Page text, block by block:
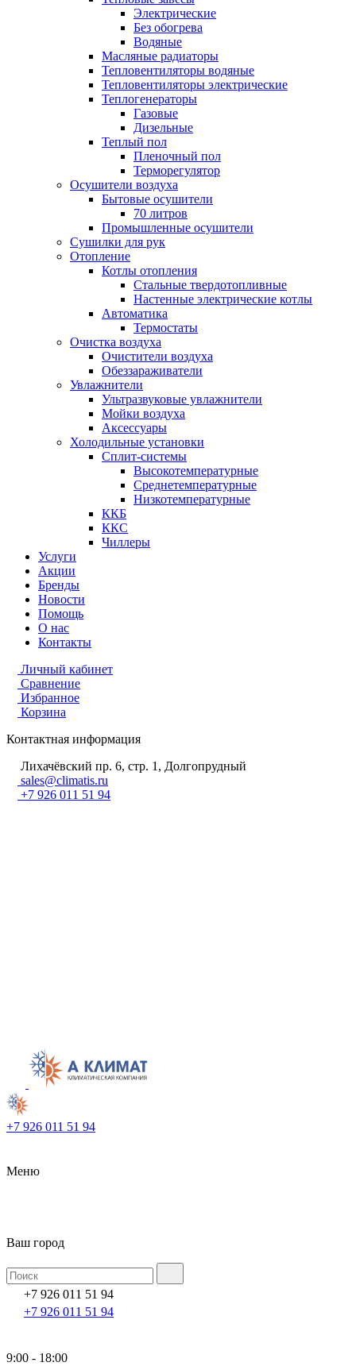
Электрические
Без обогрева
Водяные
Масляные радиаторы
Тепловентиляторы водяные
Тепловентиляторы электрические
Теплогенераторы
Газовые
Дизельные
Теплый пол
Пленочный пол
Терморегулятор
Осушители воздуха
Бытовые осушители
70 литров
Промышленные осушители
Сушилки для рук
Отопление
Котлы отопления
Стальные твердотопливные
Настенные электрические котлы
Автоматика
Термостаты
Очистка воздуха
Очистители воздуха
Обеззараживатели
Увлажнители
Ультразвуковые увлажнители
Мойки воздуха
Аксессуары
Холодильные установки
Сплит-системы
Высокотемпературные
Среднетемпературные
Низкотемпературные
ККБ
ККС
Чиллеры
Услуги
Акции
Бренды
Новости
Помощь
О нас
Контакты
Личный кабинет
Сравнение
Избранное
Корзина
Контактная информация
Лихачёвский пр. 6, стр. 1, Долгопрудный
sales@climatis.ru
+7 926 011 51 94
+7 926 011 51 94
Меню
Ваш город
+7 926 011 51 94
+7 926 011 51 94
9:00 - 18:00